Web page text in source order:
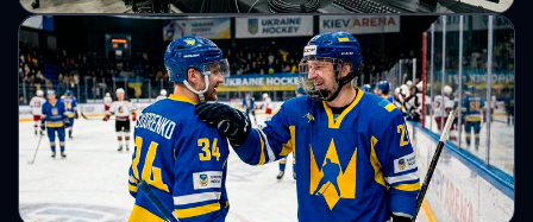
Як ESL готує комп’ютери для Мейджорів:
деталі з Reddit
Неофіційний розбір із Reddit показує підхід до
налаштування турнірних комп’ютерів для змагань
найвищого рівня. Основна мета — забезпечити
стабільність систем та мінімізувати ризики читерства.
Михайло Кузьменко